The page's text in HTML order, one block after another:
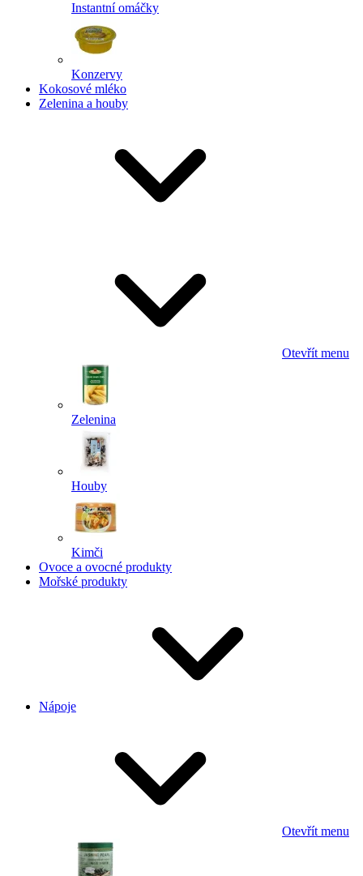
Instantní omáčky
Konzervy
Kokosové mléko
Zelenina a houby
Otevřít menu
Zelenina
Houby
Kimči
Ovoce a ovocné produkty
Mořské produkty
Nápoje
Otevřít menu